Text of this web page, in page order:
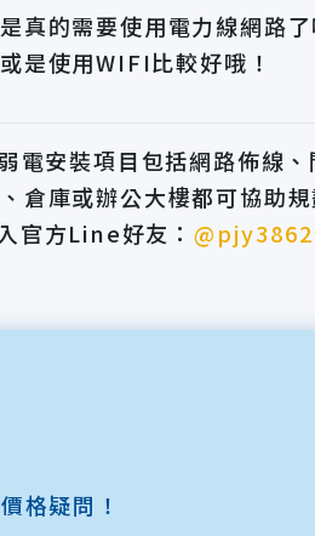
真的需要使用電力線網路
是使用WIFI比較好哦！
電安裝項目包括網路佈線
倉庫或辦公大樓都可協助規
官方Line好友：
格疑問！